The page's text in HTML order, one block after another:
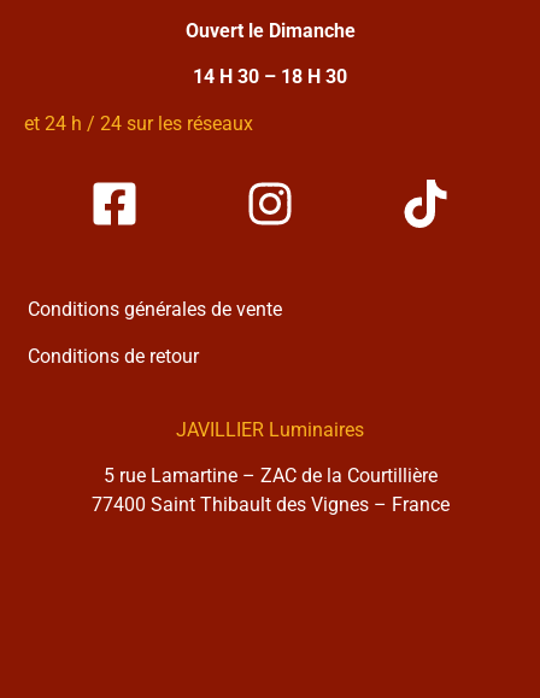
Ouvert le Dimanche
14 H 30 – 18 H 30
et 24 h / 24 sur les réseaux
Conditions générales de vente
Conditions de retour
JAVILLIER Luminaires
5 rue Lamartine – ZAC de la Courtillière
77400 Saint Thibault des Vignes – France